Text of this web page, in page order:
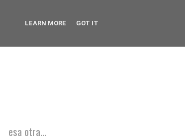
esa otra...
LEARN MORE GOT IT